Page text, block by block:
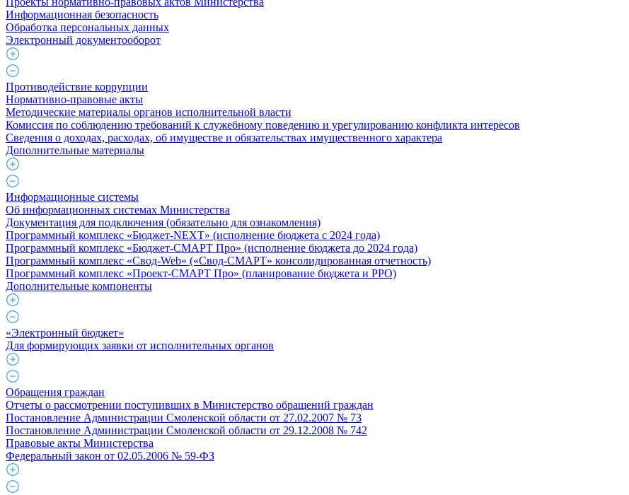
Информационная безопасность
Обработка персональных данных
Электронный документооборот
Противодействие коррупции
Нормативно-правовые акты
Методические материалы органов исполнительной власти
Комиссия по соблюдению требований к служебному поведению и урегулированию конфликта интересов
Сведения о доходах, расходах, об имуществе и обязательствах имущественного характера
Дополнительные материалы
Информационные системы
Об информационных системах Министерства
Документация для подключения (обязательно для ознакомления)
Программный комплекс «Бюджет-NEXT» (исполнение бюджета с 2024 года)
Программный комплекс «Бюджет-СМАРТ Про» (исполнение бюджета до 2024 года)
Программный комплекс «Свод-Web» («Свод-СМАРТ» консолидированная отчетность)
Программный комплекс «Проект-СМАРТ Про» (планирование бюджета и РРО)
Дополнительные компоненты
«Электронный бюджет»
Для формирующих заявки от исполнительных органов
Обращения граждан
Отчеты о рассмотрении поступивших в Министерство обращений граждан
Постановление Администрации Смоленской области от 27.02.2007 № 73
Постановление Администрации Смоленской области от 29.12.2008 № 742
Правовые акты Министерства
Федеральный закон от 02.05.2006 № 59-ФЗ